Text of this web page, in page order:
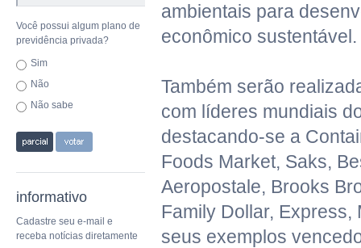
Você possui algum plano de
previdência privada?
Sim
Não
Não sabe
informativo
Cadastre seu e-mail e
receba notícias diretamente
ambientais para
econômico sustentável.
Também serão
com líderes mundiais
destacando-se a
Foods Market, Saks,
Aeropostale, Brooks
Family Dollar, Express,
seus exemplos